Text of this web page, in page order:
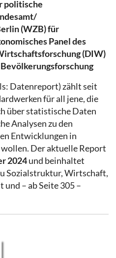
politische
(WZB) für
Panel des
(DIW)
Datenreport) zählt seit
für all jene, die
über statistische Daten
Analysen zu den
Entwicklungen in
Der aktuelle Report
2024und beinhaltet
Sozialstruktur, Wirtschaft,
– ab Seite 305 –